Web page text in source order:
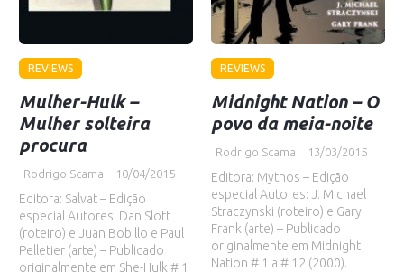
REVIEWS
Mulher-Hulk –
Mulher solteira
procura
Rodrigo Scama 10/04/2015
Editora: Salvat – Edição
especial Autores: Dan Slott
(roteiro) e Juan Bobillo e Paul
Pelletier (arte) – Publicado
originalmente em She-Hulk # 1
REVIEWS
Midnight Nation – O
povo da meia-noite
Rodrigo Scama 13/03/2015
Editora: Mythos – Edição
especial Autores: J. Michael
Straczynski (roteiro) e Gary
Frank (arte) – Publicado
originalmente em Midnight
Nation # 1 a # 12 (2000).